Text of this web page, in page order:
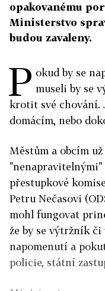
opakovanému
Ministerstvo
budou zavaleny.
P okud by se
museli by se
krotit své chování.
domácím, nebo
Městům a obcím
"nenapravitelnými"
přestupkové
Petru Nečasovi
mohl fungovat
že by se výtržník
napomenutí a
policie, státní